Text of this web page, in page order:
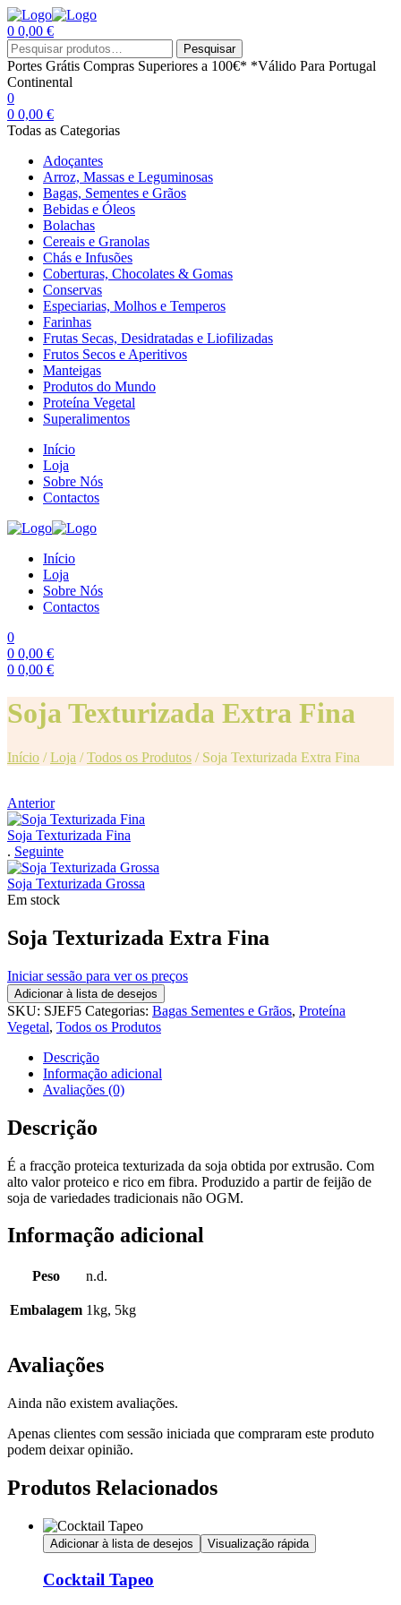
0 0,00 €
Menu
Procurar
por:
Pesquisar
Portes Grátis Compras Superiores a 100€* *Válido Para Portugal
Continental
0
0 0,00 €
Todas as Categorias
Adoçantes
Arroz, Massas e Leguminosas
Bagas, Sementes e Grãos
Bebidas e Óleos
Bolachas
Cereais e Granolas
Chás e Infusões
Coberturas, Chocolates & Gomas
Conservas
Especiarias, Molhos e Temperos
Farinhas
Frutas Secas, Desidratadas e Liofilizadas
Frutos Secos e Aperitivos
Manteigas
Produtos do Mundo
Proteína Vegetal
Superalimentos
Início
Loja
Sobre Nós
Contactos
Início
Loja
Sobre Nós
Contactos
0
0 0,00 €
0 0,00 €
Soja Texturizada Extra Fina
Início /Loja /Todos os Produtos / Soja Texturizada Extra Fina
Anterior
Soja Texturizada Fina
. Seguinte
Soja Texturizada Grossa
Em stock
Soja Texturizada Extra Fina
Iniciar sessão para ver os preços
Adicionar à lista de desejos
SKU: SJEF5 Categorias: Bagas Sementes e Grãos, Proteína
Vegetal, Todos os Produtos
Descrição
Informação adicional
Avaliações (0)
Descrição
É a fracção proteica texturizada da soja obtida por extrusão. Com
alto valor proteico e rico em fibra. Produzido a partir de feijão de
soja de variedades tradicionais não OGM.
Informação adicional
Peso n.d.
Embalagem 1kg, 5kg
Avaliações
Ainda não existem avaliações.
Apenas clientes com sessão iniciada que compraram este produto
podem deixar opinião.
Produtos Relacionados
Adicionar à lista de desejos Visualização rápida
Cocktail Tapeo